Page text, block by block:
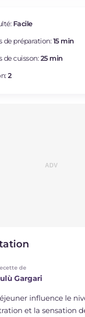
Facile
de préparation:15 min
de cuisson:25 min
2
de
Gargari
influence le
et la sensation